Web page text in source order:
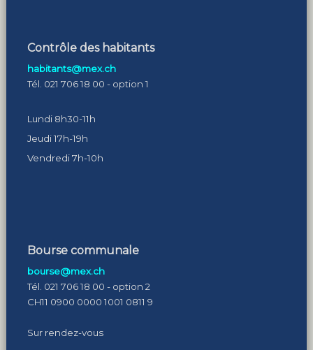
Contrôle des habitants
habitants@mex.ch
Tél. 021 706 18 00 - option 1
Lundi 8h30-11h
Jeudi 17h-19h
Vendredi 7h-10h
Bourse communale
bourse@mex.ch
Tél. 021 706 18 00 - option 2
CH11 0900 0000 1001 0811 9
Sur rendez-vous